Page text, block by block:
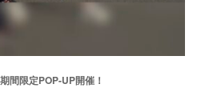
間限定POP-UP開催！